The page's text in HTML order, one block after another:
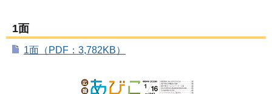
1面
1面（PDF：3,782KB）